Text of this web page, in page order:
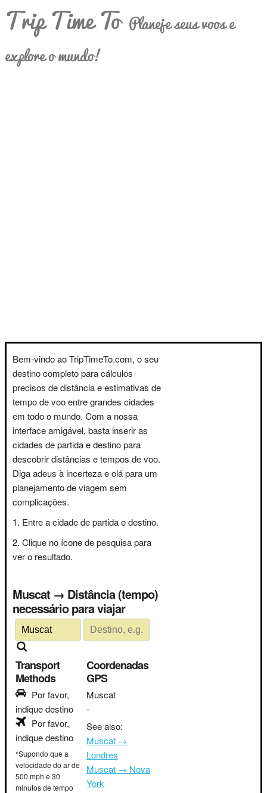
Trip Time To Planeje seus voos e
explore o mundo!
Bem-vindo ao TripTimeTo.com, o seu
destino completo para cálculos
precisos de distância e estimativas de
tempo de voo entre grandes cidades
em todo o mundo. Com a nossa
interface amigável, basta inserir as
cidades de partida e destino para
descobrir distâncias e tempos de voo.
Diga adeus à incerteza e olá para um
planejamento de viagem sem
complicações.
Entre a cidade de partida e destino.
Clique no ícone de pesquisa para
ver o resultado.
Muscat → Distância (tempo)
necessário para viajar
Transport
Methods
Por favor,
indique destino
Por favor,
indique destino
*Supondo que a
velocidade do ar de
500 mph e 30
minutos de tempo
Coordenadas
GPS
Muscat
-
See also:
Muscat →
Londres
Muscat → Nova
York